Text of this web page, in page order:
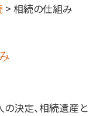
> 相続の仕組み
決定、相続遺産と